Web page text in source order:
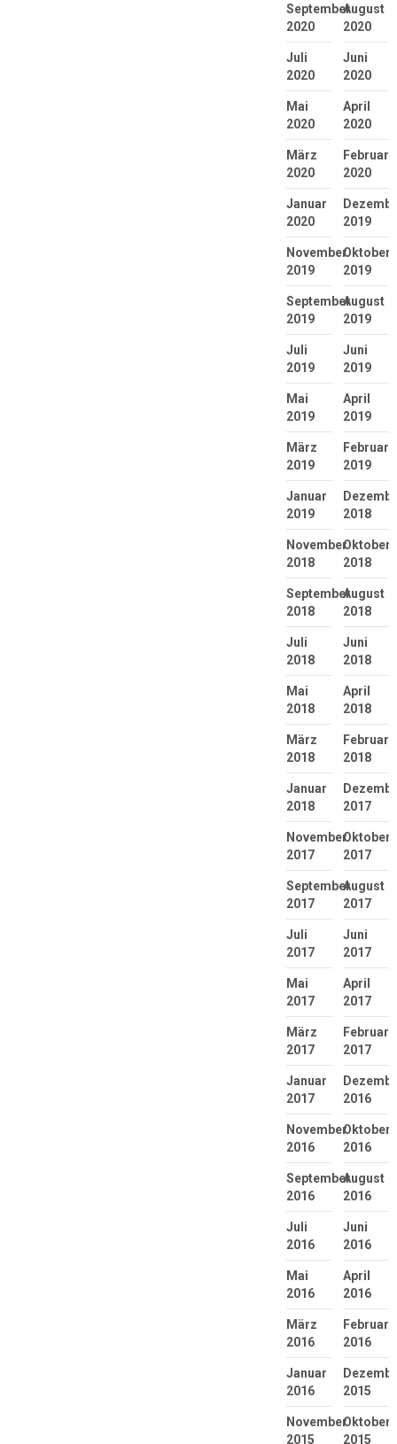
September
2020
August
2020
Juli
2020
Juni
2020
Mai
2020
April
2020
März
2020
Februar
2020
Januar
2020
2019
November
2019
Oktober
2019
September
2019
August
2019
Juli
2019
Juni
2019
Mai
2019
April
2019
März
2019
Februar
2019
Januar
2019
2018
November
2018
Oktober
2018
September
2018
August
2018
Juli
2018
Juni
2018
Mai
2018
April
2018
März
2018
Februar
2018
Januar
2018
2017
November
2017
Oktober
2017
September
2017
August
2017
Juli
2017
Juni
2017
Mai
2017
April
2017
März
2017
Februar
2017
Januar
2017
2016
November
2016
Oktober
2016
September
2016
August
2016
Juli
2016
Juni
2016
Mai
2016
April
2016
März
2016
Februar
2016
Januar
2016
2015
November
2015
Oktober
2015